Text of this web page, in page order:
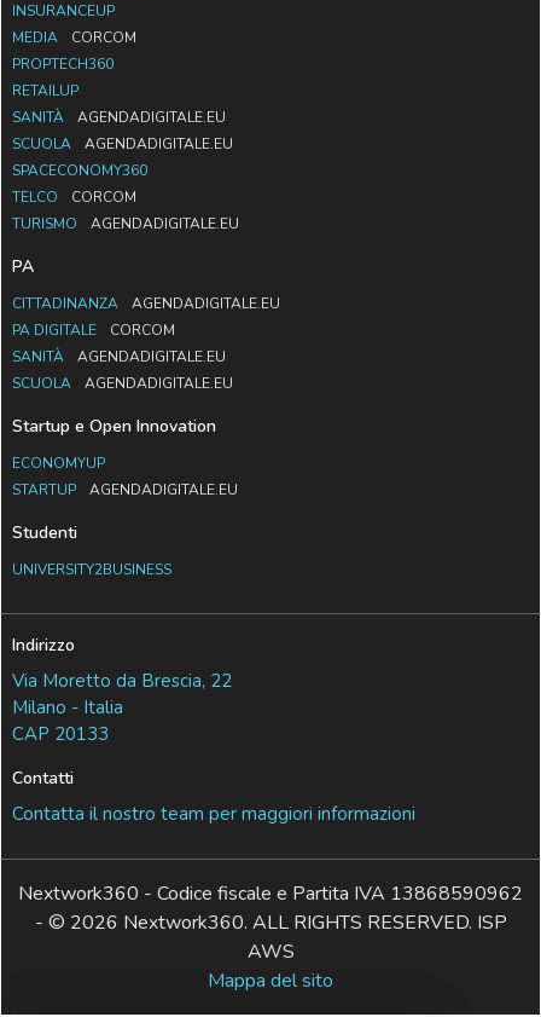
INSURANCEUP
MEDIA
CORCOM
PROPTECH360
RETAILUP
SANITÀ
AGENDADIGITALE.EU
SCUOLA
AGENDADIGITALE.EU
SPACECONOMY360
TELCO
CORCOM
TURISMO
AGENDADIGITALE.EU
PA
CITTADINANZA
AGENDADIGITALE.EU
PA DIGITALE
CORCOM
SANITÀ
AGENDADIGITALE.EU
SCUOLA
AGENDADIGITALE.EU
Startup e Open Innovation
ECONOMYUP
STARTUP
AGENDADIGITALE.EU
Studenti
UNIVERSITY2BUSINESS
Indirizzo
Via Moretto da Brescia, 22
Milano - Italia
CAP 20133
Contatti
Contatta il nostro team per maggiori informazioni
Nextwork360 - Codice fiscale e Partita IVA 13868590962
- © 2026 Nextwork360. ALL RIGHTS RESERVED. ISP
AWS
Mappa del sito